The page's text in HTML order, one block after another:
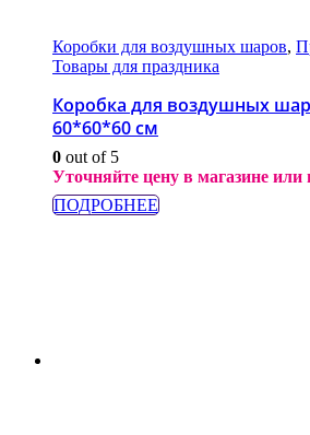
Коробки для воздушных шаров,
Товары для праздника
Коробка для воздушных
60*60*60 см
0 out of 5
Уточняйте цену в магазине или
ПОДРОБНЕЕ